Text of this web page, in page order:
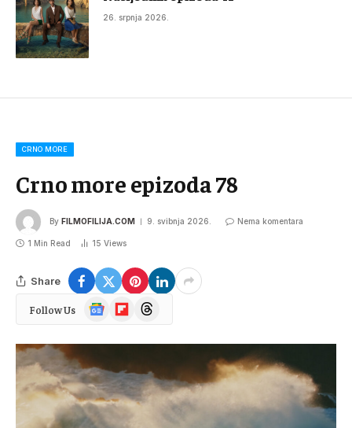
26. srpnja 2026.
CRNO MORE
Crno more epizoda 78
By FILMOFILIJA.COM 9. svibnja 2026. Nema komentara
1 Min Read 15 Views
Share
Follow Us
Google
News
FlipboardThreads